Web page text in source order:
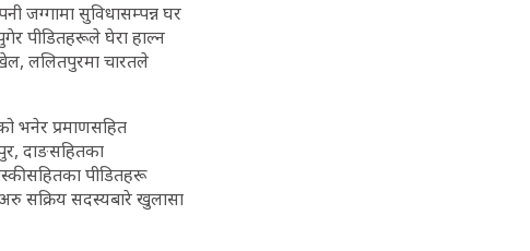
जग्गामा सुविधासम्पन्न घर
पीडितहरूले घेरा हाल्न
ललितपुरमा चारतले
भनेर प्रमाणसहित
दाङसहितका
पीडितहरू
सक्रिय सदस्यबारे खुलासा